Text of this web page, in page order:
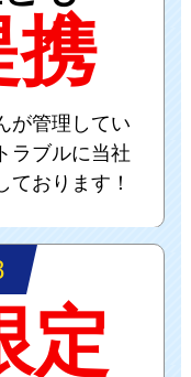
携
が管理してい
ラブルに当社
ております！
定